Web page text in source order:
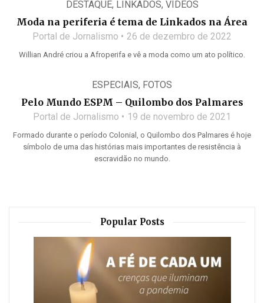
DESTAQUE, LINKADOS, VÍDEOS
Moda na periferia é tema de Linkados na Área
Portal de Jornalismo 26 de dezembro de 2022
Willian André criou a Afroperifa e vê a moda como um ato político.
ESPECIAIS, FOTOS
Pelo Mundo ESPM – Quilombo dos Palmares
Portal de Jornalismo 19 de novembro de 2021
Formado durante o período Colonial, o Quilombo dos Palmares é hoje
símbolo de uma das histórias mais importantes de resistência à
escravidão no mundo.
Popular Posts